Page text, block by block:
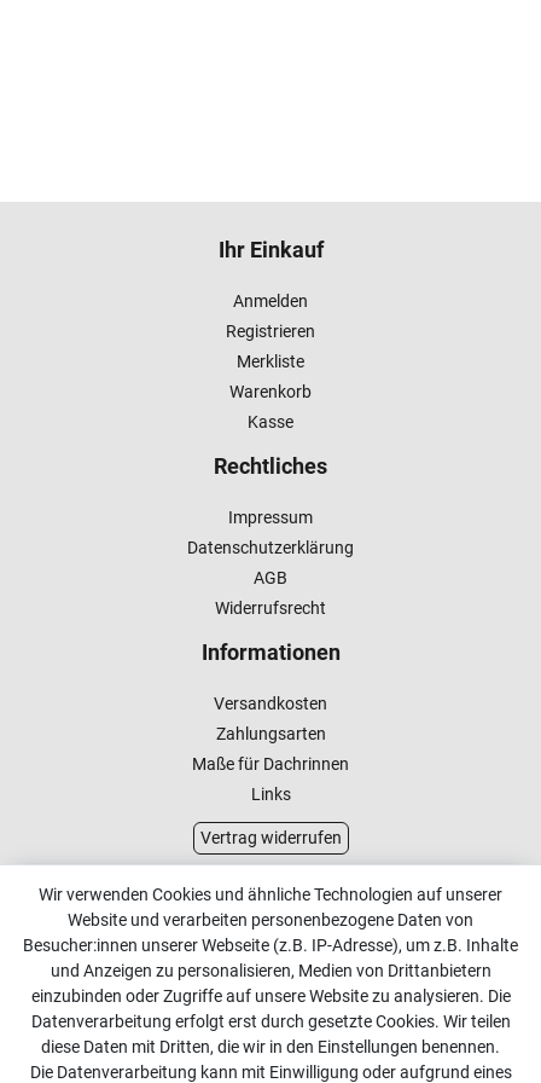
Ihr Einkauf
Anmelden
Registrieren
Merkliste
Warenkorb
Kasse
Rechtliches
Impressum
Datenschutzerklärung
AGB
Widerrufsrecht
Informationen
Versandkosten
Zahlungsarten
Maße für Dachrinnen
Links
Vertrag widerrufen
Kundenservice
Kontakt
Online Retourenservice
Kontakt
info@dachdecker-shop.de
Wir verwenden Cookies und ähnliche Technologien auf unserer
Website und verarbeiten personenbezogene Daten von
Besucher:innen unserer Webseite (z.B. IP-Adresse), um z.B. Inhalte
und Anzeigen zu personalisieren, Medien von Drittanbietern
einzubinden oder Zugriffe auf unsere Website zu analysieren. Die
Datenverarbeitung erfolgt erst durch gesetzte Cookies. Wir teilen
diese Daten mit Dritten, die wir in den Einstellungen benennen.
Die Datenverarbeitung kann mit Einwilligung oder aufgrund eines